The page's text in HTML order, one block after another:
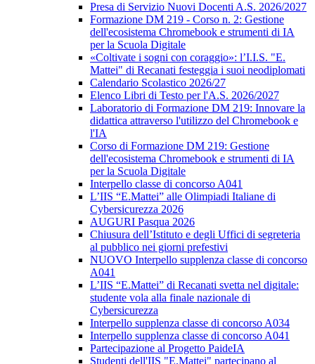
Presa di Servizio Nuovi Docenti A.S. 2026/2027
Formazione DM 219 - Corso n. 2: Gestione
dell'ecosistema Chromebook e strumenti di IA
per la Scuola Digitale
«Coltivate i sogni con coraggio»: l’I.I.S. "E.
Mattei" di Recanati festeggia i suoi neodiplomati
Calendario Scolastico 2026/27
Elenco Libri di Testo per l'A.S. 2026/2027
Laboratorio di Formazione DM 219: Innovare la
didattica attraverso l'utilizzo del Chromebook e
l'IA
Corso di Formazione DM 219: Gestione
dell'ecosistema Chromebook e strumenti di IA
per la Scuola Digitale
Interpello classe di concorso A041
L’IIS “E.Mattei” alle Olimpiadi Italiane di
Cybersicurezza 2026
AUGURI Pasqua 2026
Chiusura dell’Istituto e degli Uffici di segreteria
al pubblico nei giorni prefestivi
NUOVO Interpello supplenza classe di concorso
A041
L’IIS “E.Mattei” di Recanati svetta nel digitale:
studente vola alla finale nazionale di
Cybersicurezza
Interpello supplenza classe di concorso A034
Interpello supplenza classe di concorso A041
Partecipazione al Progetto PaideIA
Studenti dell'IIS "E.Mattei" partecipano al